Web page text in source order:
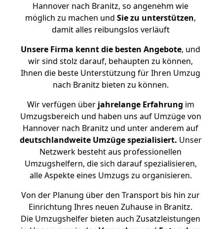
Hannover nach Branitz, so angenehm wie
möglich zu machen und Sie zu unterstützen,
damit alles reibungslos verläuft
Unsere Firma kennt die besten Angebote, und
wir sind stolz darauf, behaupten zu können,
Ihnen die beste Unterstützung für Ihren Umzug
nach Branitz bieten zu können.
Wir verfügen überjahrelange Erfahrung im
Umzugsbereich und haben uns auf Umzüge von
Hannover nach Branitz und unter anderem auf
deutschlandweite Umzüge spezialisiert. Unser
Netzwerk besteht aus professionellen
Umzugshelfern, die sich darauf spezialisieren,
alle Aspekte eines Umzugs zu organisieren.
Von der Planung über den Transport bis hin zur
Einrichtung Ihres neuen Zuhause in Branitz.
Die Umzugshelfer bieten auch Zusatzleistungen